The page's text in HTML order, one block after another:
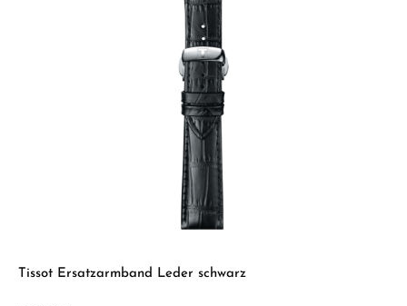
Tissot Ersatzarmband Leder schwarz